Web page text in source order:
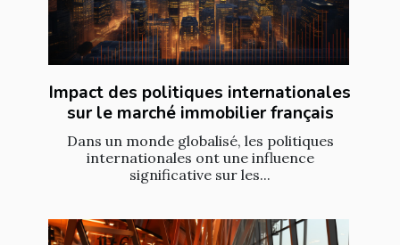
Impact des politiques internationales
sur le marché immobilier français
Dans un monde globalisé, les politiques
internationales ont une influence
significative sur les...